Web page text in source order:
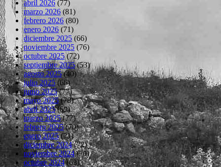
abril 2026 (77)
marzo 2026 (81)
febrero 2026 (80)
enero 2026 (71)
diciembre 2025 (66)
noviembre 2025 (76)
octubre 2025(72)
septiembre 2025(53)
agosto 2025(40)
julio 2025(66)
junio 2025(77)
mayo 2025(78)
abril 2025(69)
marzo 2025(77)
febrero 2025(70)
enero 2025(71)
diciembre 2024(72)
noviembre 2024(70)
octubre 2024(63)